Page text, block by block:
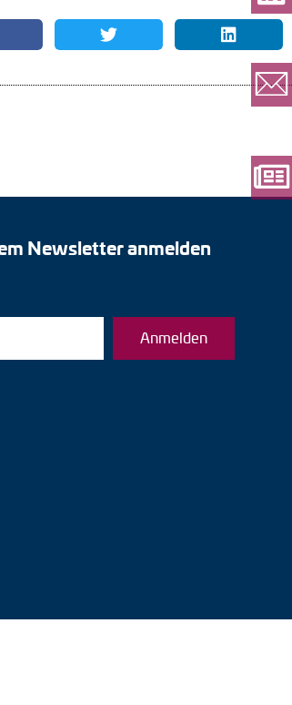
Newsletter anmelden
Anmelden